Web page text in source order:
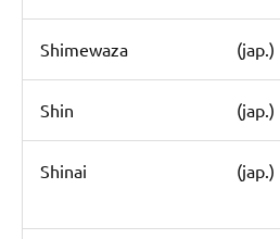
Shimewaza (jap.)
Shin (jap.)
Shinai (jap.)